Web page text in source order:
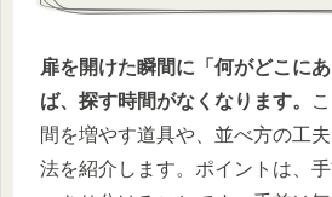
扉を開けた瞬間に「何がどこに
ば、探す時間がなくなります。
間を増やす道具や、並べ方の工
法を紹介します。ポイントは、